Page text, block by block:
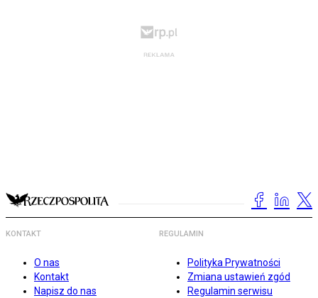
KONTAKT
O nas
Kontakt
Napisz do nas
REGULAMIN
Polityka Prywatności
Zmiana ustawień zgód
Regulamin serwisu